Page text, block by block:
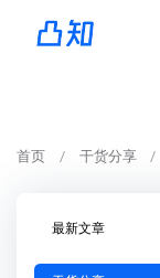
首页 干货分享
最新文章